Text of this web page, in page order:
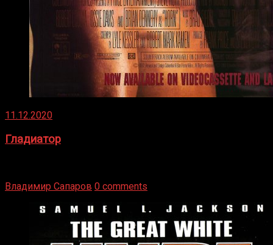
11.12.2020
Гладиатор
Владимир Сапаров 0 comments